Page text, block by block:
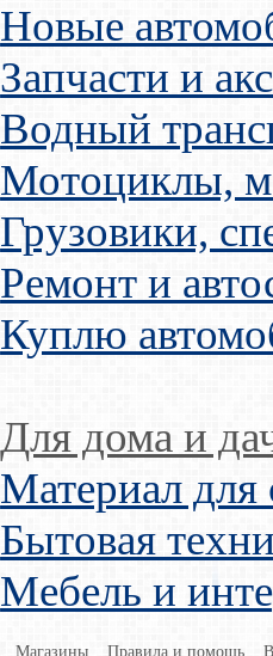
Новые
Запчасти и
Водный
Мотоциклы,
Грузовики,
Ремонт и
Куплю
Для дома и
Материал для
Бытовая
Мебель и
Магазины Правила и помощь